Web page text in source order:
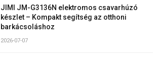
JIMI JM-G3136N elektromos csavarhúzó
készlet – Kompakt segítség az otthoni
barkácsoláshoz
2026-07-07